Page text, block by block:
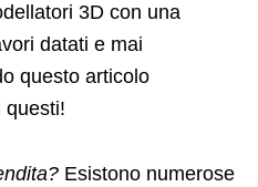
3D con una
datati e mai
questo articolo
questi!
Esistono numerose